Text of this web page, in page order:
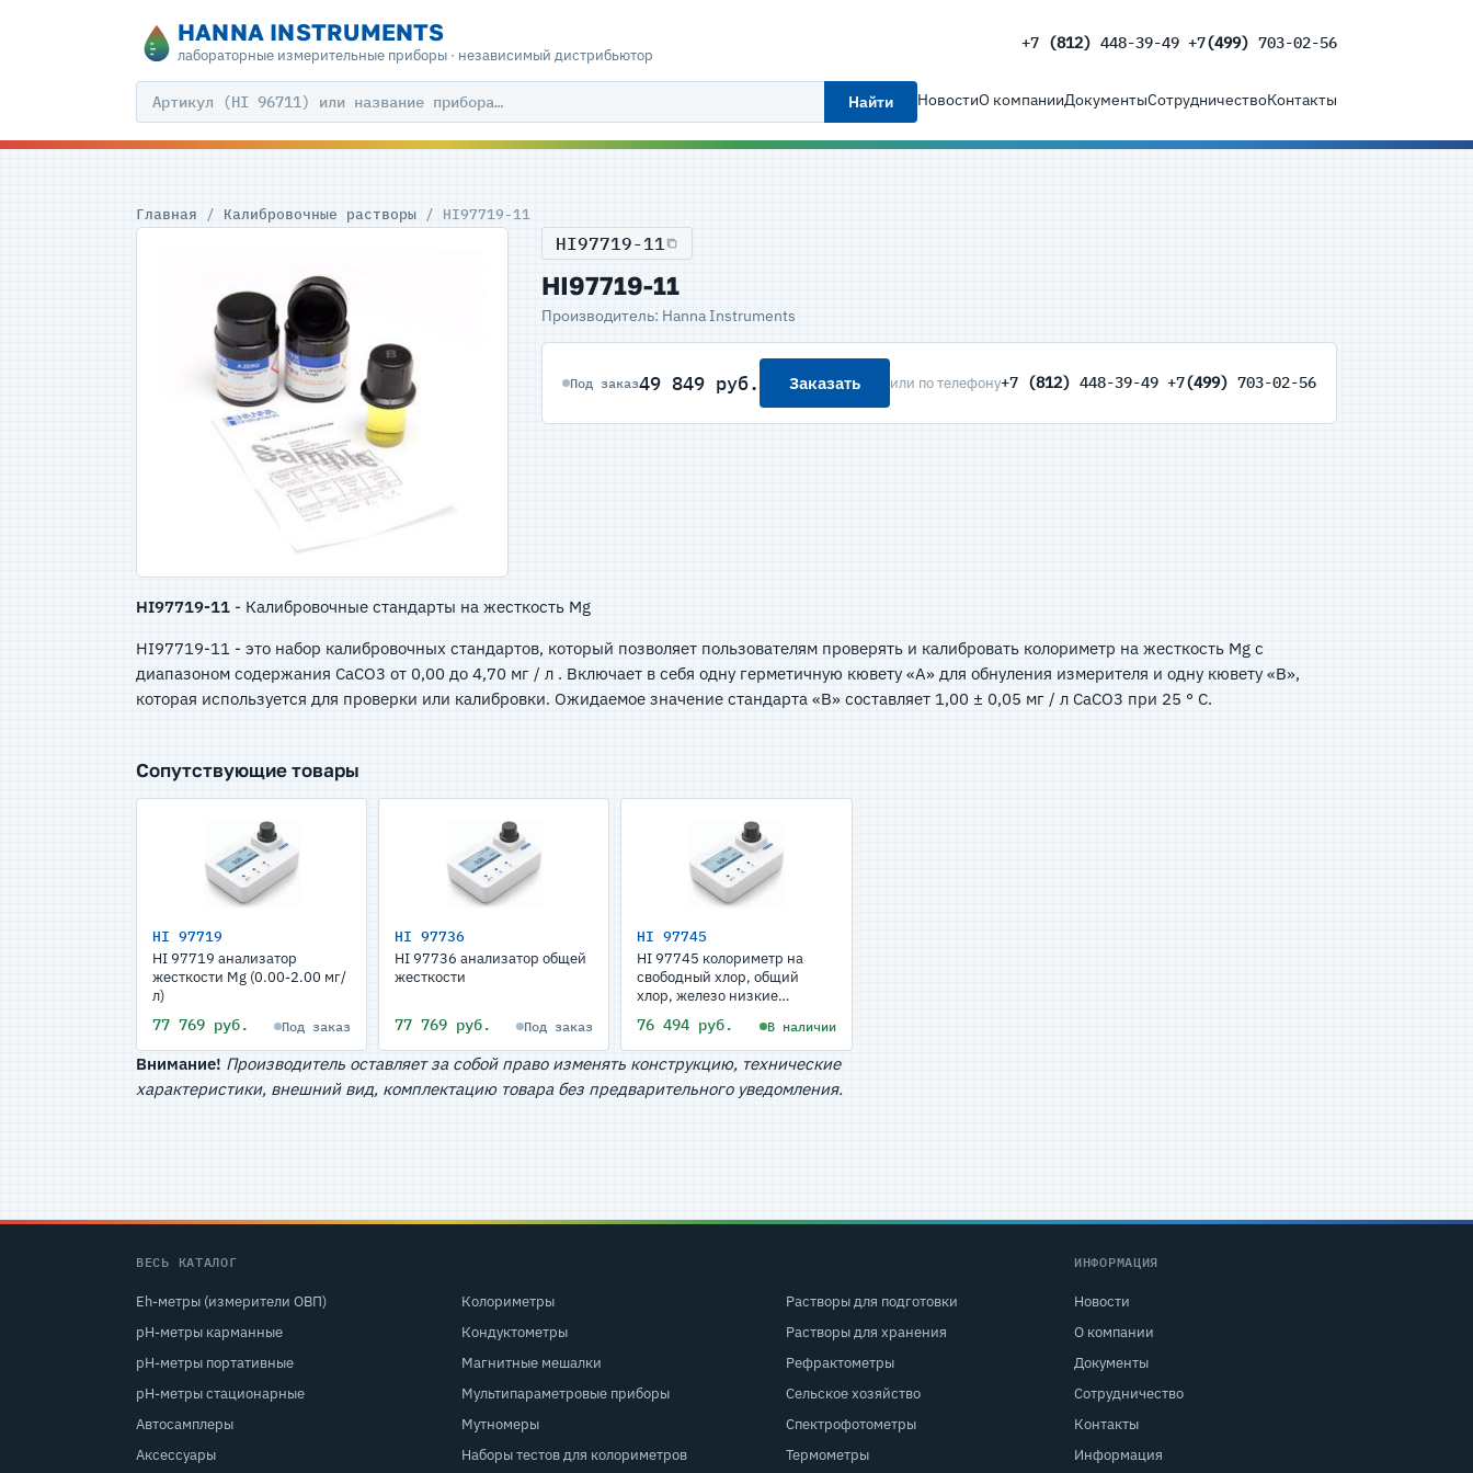
HANNA INSTRUMENTS
лабораторные измерительные приборы · независимый дистрибьютор
+7 (812) 448-39-49 +7(499) 703-02-56
Найти НовостиО компанииДокументыСотрудничествоКонтакты
Главная / Калибровочные растворы / HI97719-11
HI97719-11
HI97719-11
Производитель: Hanna Instruments
Под заказ49 849 руб. Заказать или по телефону+7 (812) 448-39-49 +7(499) 703-02-56
HI97719-11 - Калибровочные стандарты на жесткость Mg
НI97719-11 - это набор калибровочных стандартов, который позволяет пользователям проверять и калибровать колориметр на жесткость Mg с
диапазоном содержания CaCO3 от 0,00 до 4,70 мг / л . Включает в себя одну герметичную кювету «A» для обнуления измерителя и одну кювету «B»,
которая используется для проверки или калибровки. Ожидаемое значение стандарта «B» составляет 1,00 ± 0,05 мг / л CaCO3 при 25 ° C.
Сопутствующие товары
HI 97719
HI 97719 анализатор
жесткости Mg (0.00-2.00 мг/
л)
77 769 руб. Под заказ
HI 97736
HI 97736 анализатор общей
жесткости
77 769 руб. Под заказ
HI 97745
HI 97745 колориметр на
свободный хлор, общий
хлор, железо низкие
магнию и рН
76 494 руб. В наличии
Внимание! Производитель оставляет за собой право изменять конструкцию, технические
характеристики, внешний вид, комплектацию товара без предварительного уведомления.
ВЕСЬ КАТАЛОГ
Eh-метры (измерители ОВП)
pH-метры карманные
pH-метры портативные
pH-метры стационарные
Автосамплеры
Аксессуары
Колориметры
Кондуктометры
Магнитные мешалки
Мультипараметровые приборы
Мутномеры
Наборы тестов для колориметров
Растворы для подготовки
Растворы для хранения
Рефрактометры
Сельское хозяйство
Спектрофотометры
Термометры
ИНФОРМАЦИЯ
Новости
О компании
Документы
Сотрудничество
Контакты
Информация